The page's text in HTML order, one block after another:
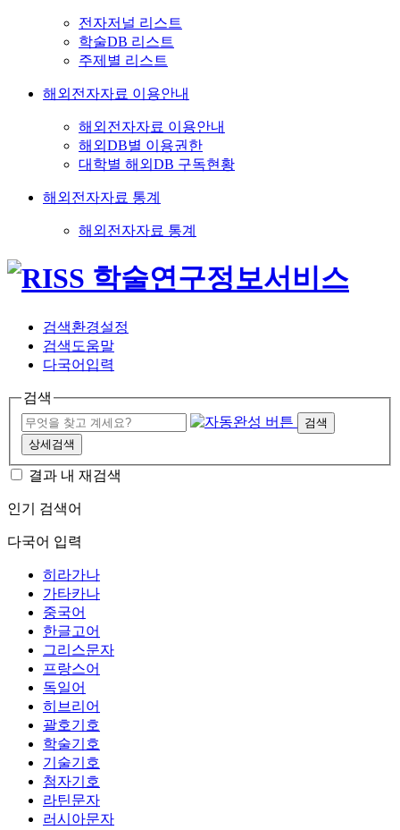
전자저널 리스트
학술DB 리스트
주제별 리스트
해외전자자료 이용안내
해외전자자료 이용안내
해외DB별 이용권한
대학별 해외DB 구독현황
해외전자자료 통계
해외전자자료 통계
검색환경설정
검색도움말
다국어입력
검색
검색
상세검색
결과 내 재검색
인기 검색어
다국어 입력
히라가나
가타카나
중국어
한글고어
그리스문자
프랑스어
독일어
히브리어
괄호기호
학술기호
기술기호
첨자기호
라틴문자
러시아문자